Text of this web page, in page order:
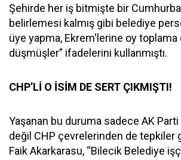
Şehirde her iş bitmişte bir
belirlemesi kalmış gibi belediye
üye yapma, Ekrem'lerine oy toplama
düşmüşler” ifadelerini kullanmıştı.
CHP’Lİ O İSİM DE SERT ÇIKMIŞTI!
Yaşanan bu duruma sadece AK Parti
değil CHP çevrelerinden de tepkiler
Faik Akarkarasu, “Bilecik Belediye